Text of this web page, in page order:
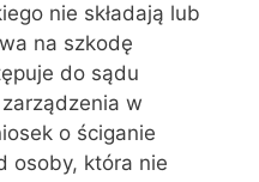
nie składają lub
na szkodę
do sądu
w
o ściganie
osoby, która nie